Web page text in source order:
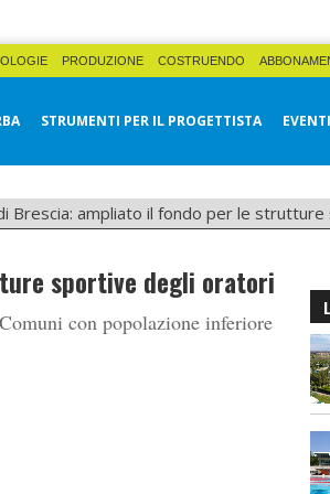
PRODUZIONE COSTRUENDO
STRUMENTI PER IL PROGETTISTA
Brescia: ampliato il fondo per le
sportive degli oratori
con popolazione inferiore